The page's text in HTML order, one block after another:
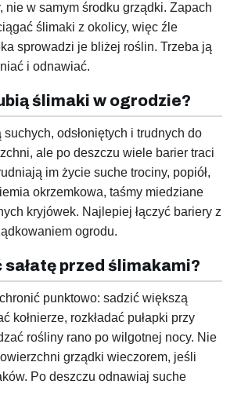
nie w samym środku grządki. Zapach
ślimaki z okolicy, więc źle
sprowadzi je bliżej roślin. Trzeba ją
i odnawiać.
ślimaki w ogrodzie?
odsłoniętych i trudnych do
ale po deszczu wiele barier traci
im życie suche trociny, popiół,
okrzemkowa, taśmy miedziane
kryjówek. Najlepiej łączyć bariery z
ogrodu.
przed ślimakami?
punktowo: sadzić większą
kołnierze, rozkładać pułapki przy
rośliny rano po wilgotnej nocy. Nie
grządki wieczorem, jeśli
Po deszczu odnawiaj suche